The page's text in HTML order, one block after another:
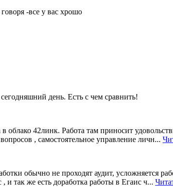
-все у вас хрошо
день. Есть с чем сравнить!
в облако 42линк. Работа там приносит
, самостоятельное управление личн...
обычно не проходят аудит, усложняется
и так же есть доработка работы в Егаис ч...